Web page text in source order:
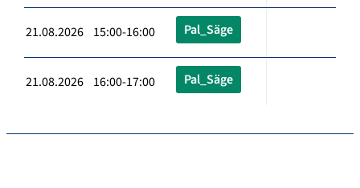
21.08.2026 15:00-16:00 Pal_Säge
21.08.2026 16:00-17:00 Pal_Säge